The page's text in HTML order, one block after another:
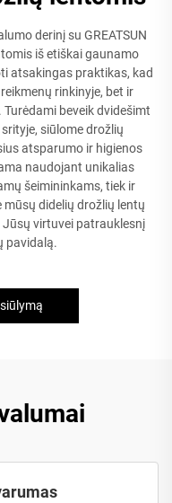
derinį su GREATSUN
iš etiškai gaunamo
atsakingas praktikas, kad
rinkinyje, bet ir
beveik dvidešimt
siūlome drožlių
atsparumo ir higienos
naudojant unikalias
šeimininkams, tiek ir
didelių drožlių lentų
virtuvei patrauklesnį
pavidalą.